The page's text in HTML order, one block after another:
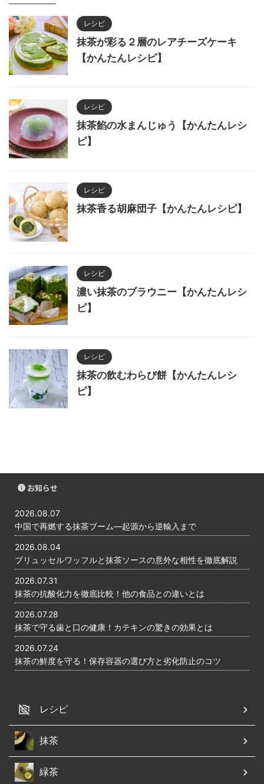
レシピ
抹茶が彩る２層のレアチーズケーキ
【かんたんレシピ】
レシピ
抹茶餡の水まんじゅう【かんたんレシ
ピ】
レシピ
抹茶香る胡麻団子【かんたんレシピ】
レシピ
濃い抹茶のブラウニー【かんたんレシ
ピ】
レシピ
抹茶の飲むわらび餅【かんたんレシ
ピ】
お知らせ
2026.08.07
中国で再燃する抹茶ブーム―起源から逆輸入まで
2026.08.04
ブリュッセルワッフルと抹茶ソースの意外な相性を徹底解説
2026.07.31
抹茶の抗酸化力を徹底比較！他の食品との違いとは
2026.07.28
抹茶で守る歯と口の健康！カテキンの驚きの効果とは
2026.07.24
抹茶の鮮度を守る！保存容器の選び方と劣化防止のコツ
レシピ
抹茶
緑茶